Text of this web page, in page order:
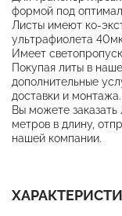
формой под
Листы имеют ко-
ультрафиолета
Имеет
Покупая литы в
дополнительные
доставки и монтажа.
Вы можете
метров в длину,
нашей компании.